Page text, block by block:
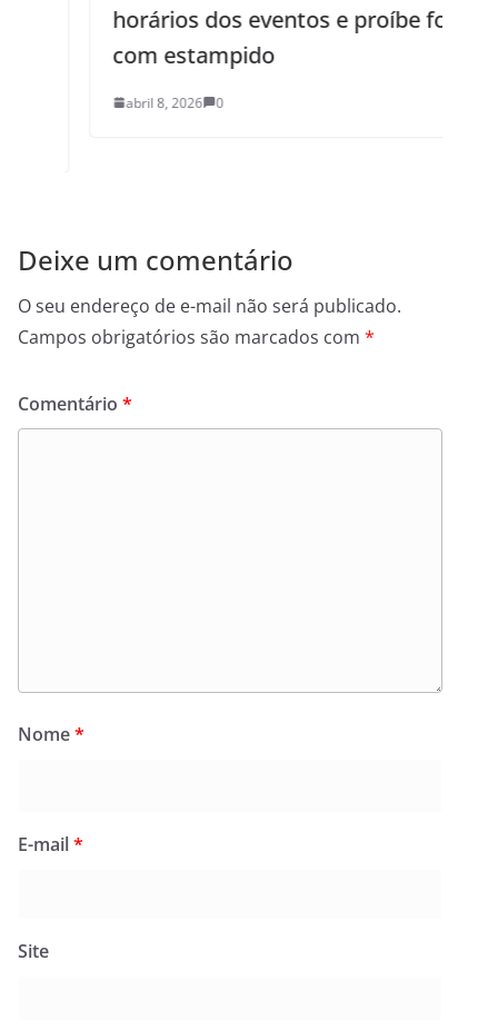
horários dos eventos e proíbe fogos
com estampido
abril 8, 2026 0
Deixe um comentário
O seu endereço de e-mail não será publicado.
Campos obrigatórios são marcados com *
Comentário *
Nome*
E-mail*
Site